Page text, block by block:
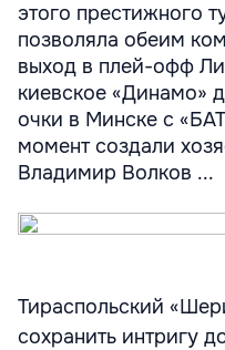
этого престижного
позволяла обеим
выход в плей-офф
киевское «Динамо»
очки в Минске с
момент создали
Владимир Волков ...
Тираспольский
сохранить интригу